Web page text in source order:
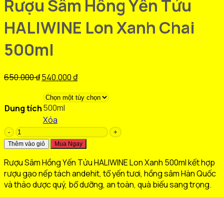
Rượu Sâm Hồng Yến Tửu
HALIWINE Lon Xanh Chai
500ml
650.000₫Giá
là:
650.000 ₫.
540.000₫Giá
tại
Dung tích500ml
Xóa
Rượu
Sâm
Yến
Tửu
HALIWINE
Thêm vào giỏ Mua Ngay
Rượu Sâm Hồng Yến Tửu HALIWINE Lon Xanh 500ml kết hợp
rượu gạo nếp tách andehit, tổ yến tươi, hồng sâm Hàn Quốc
và thảo dược quý, bổ dưỡng, an toàn, quà biếu sang trọng.